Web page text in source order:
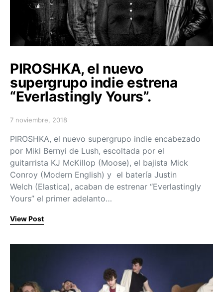
PIROSHKA, el nuevo
supergrupo indie estrena
“Everlastingly Yours”.
Posted on
7 noviembre, 2018
PIROSHKA, el nuevo supergrupo indie encabezado
por Miki Bernyi de Lush, escoltada por el
guitarrista KJ McKillop (Moose), el bajista Mick
Conroy (Modern English) y el batería Justin
Welch (Elastica), acaban de estrenar “Everlastingly
Yours” el primer adelanto…
View Post